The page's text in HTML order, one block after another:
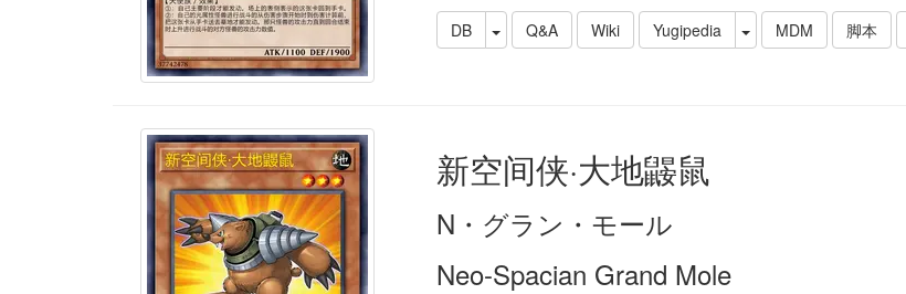
DB Q&A Wiki Yugipedia MDM 脚本
新空间侠·大地鼹鼠
N・グラン・モール
Neo-Spacian Grand Mole